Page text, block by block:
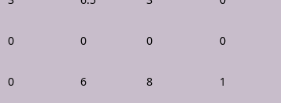
0 0 0 0
0 6 8 1